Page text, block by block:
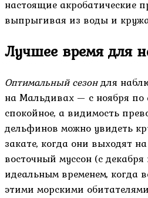
настоящие акробатические
выпрыгивая из воды и
Лучшее время для
Оптимальный сезондля
на Мальдивах — с ноября по
спокойное, а видимость
дельфинов можно увидеть
закате, когда они выходят
восточный муссон (с
идеальным временем, когда
этими морскими